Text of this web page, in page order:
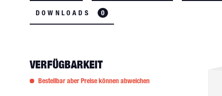
DOWNLOADS 0
VERFÜGBARKEIT
Bestellbar aber Preise können abweichen